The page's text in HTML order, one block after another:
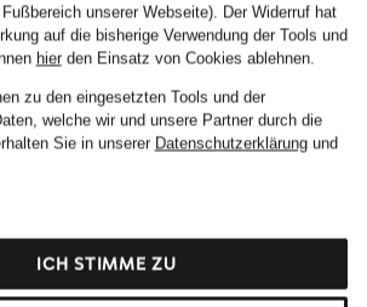
Calvin Klein
TOMMY HILFIGER
unserer Webseite). Der Widerruf hat
auf die bisherige Verwendung der Tools und
hierden Einsatz von Cookies ablehnen.
zu den eingesetzten Tools und der
welche wir und unsere Partner durch die
Sie in unserer Datenschutzerklärungund
ICH STIMME ZU